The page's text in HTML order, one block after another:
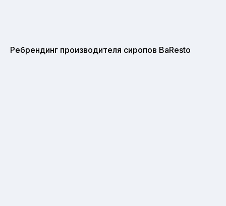
Ребрендинг производителя сиропов BaResto